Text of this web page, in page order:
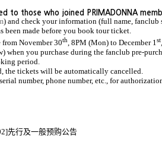
to those who joined PRIMADONNA
) and check your information (full name, fanclub
been made before you book tour ticket.
November 30th , 8PM (Mon) to December 1 st
when you purchase during the fanclub pre-
period.
the tickets will be automatically cancelled.
number, phone number, etc., for
先行及一般预购公告